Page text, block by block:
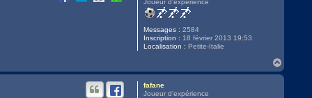
Joueur d'expérience
Messages : 2584
Inscription : 18 février 2013 19:53
Localisation : Petite-Italie
a
u
fafane
Joueur d'expérience